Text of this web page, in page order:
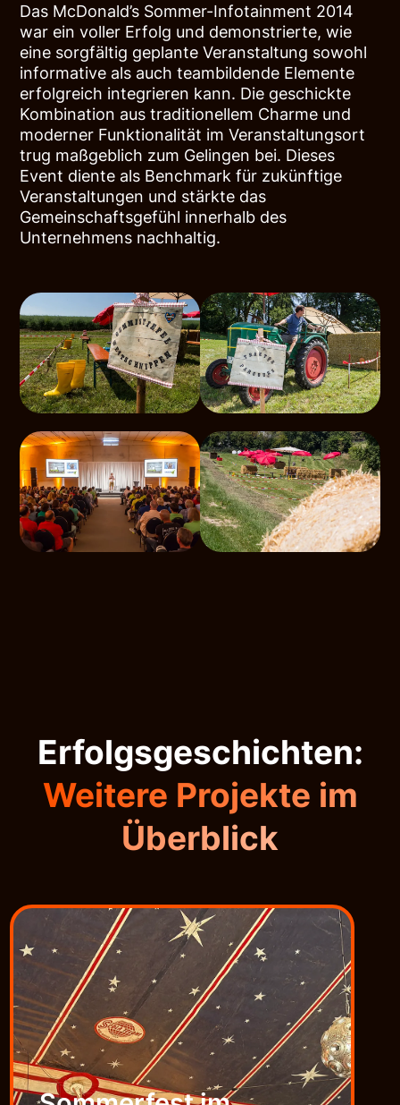
Das McDonald’s Sommer-Infotainment 2014
war ein voller Erfolg und demonstrierte, wie
eine sorgfältig geplante Veranstaltung sowohl
informative als auch teambildende Elemente
erfolgreich integrieren kann. Die geschickte
Kombination aus traditionellem Charme und
moderner Funktionalität im Veranstaltungsort
trug maßgeblich zum Gelingen bei. Dieses
Event diente als Benchmark für zukünftige
Veranstaltungen und stärkte das
Gemeinschaftsgefühl innerhalb des
Unternehmens nachhaltig.
Erfolgsgeschichten:
Weitere Projekte im
Überblick